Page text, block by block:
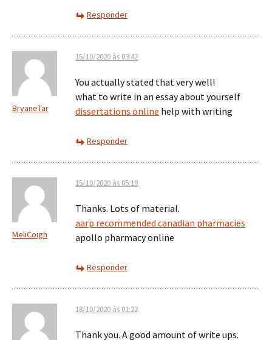
Responder
BryaneTar
15/10/2020 às 03:42
You actually stated that very well!
what to write in an essay about yourself
dissertations online help with writing
Responder
MeliCoigh
15/10/2020 às 05:19
Thanks. Lots of material.
aarp recommended canadian pharmacies
apollo pharmacy online
Responder
18/10/2020 às 01:22
Thank you. A good amount of write ups.